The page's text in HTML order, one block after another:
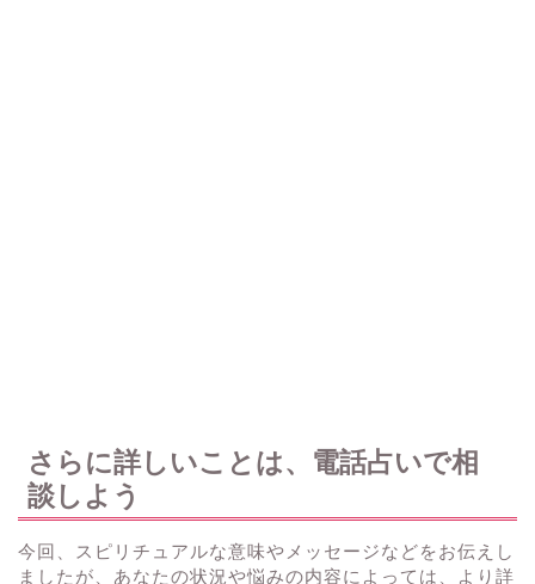
さらに詳しいことは、電話占いで相
談しよう
今回、スピリチュアルな意味やメッセージなどをお伝えし
ましたが、あなたの状況や悩みの内容によっては、より詳